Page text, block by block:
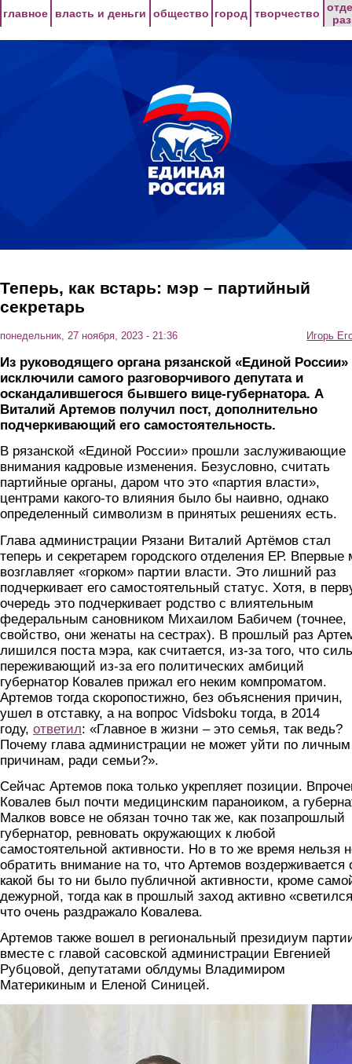
главное власть и деньги общество город творчество
Теперь, как встарь: мэр – партийный
секретарь
понедельник, 27 ноября, 2023 - 21:36 Игорь
Из руководящего органа рязанской «Единой России»
исключили самого разговорчивого депутата и
оскандалившегося бывшего вице-губернатора. А
Виталий Артемов получил пост, дополнительно
подчеркивающий его самостоятельность.
В рязанской «Единой России» прошли заслуживающие
внимания кадровые изменения. Безусловно, считать
партийные органы, даром что это «партия власти»,
центрами какого-то влияния было бы наивно, однако
определенный символизм в принятых решениях есть.
Глава администрации Рязани Виталий Артёмов стал
теперь и секретарем городского отделения ЕР. Впервые
возглавляет «горком» партии власти. Это лишний раз
подчеркивает его самостоятельный статус. Хотя, в
очередь это подчеркивает родство с влиятельным
федеральным сановником Михаилом Бабичем (точнее,
свойство, они женаты на сестрах). В прошлый раз
лишился поста мэра, как считается, из-за того, что
переживающий из-за его политических амбиций
губернатор Ковалев прижал его неким компроматом.
Артемов тогда скоропостижно, без объяснения причин,
ушел в отставку, а на вопрос Vidsboku тогда, в 2014
году, ответил: «Главное в жизни – это семья, так ведь?
Почему глава администрации не может уйти по личным
причинам, ради семьи?».
Сейчас Артемов пока только укрепляет позиции.
Ковалев был почти медицинским параноиком, а
Малков вовсе не обязан точно так же, как позапрошлый
губернатор, ревновать окружающих к любой
самостоятельной активности. Но в то же время нельзя
обратить внимание на то, что Артемов воздерживается
какой бы то ни было публичной активности, кроме
дежурной, тогда как в прошлый заход активно
что очень раздражало Ковалева.
Артемов также вошел в региональный президиум
вместе с главой сасовской администрации Евгенией
Рубцовой, депутатами облдумы Владимиром
Материкиным и Еленой Синицей.